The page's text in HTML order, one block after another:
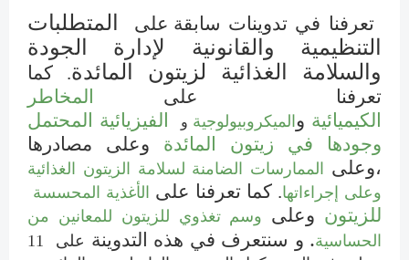
تعرفنا في تدوينات سابقة على
المتطلبات
التنظيمية والقانونية لإدارة الجودة
والسلامة الغذائية لزيتون المائدة. كما
تعرفنا على
المخاطر
الكيميائية والميكروبيولوجية و
الفيزيائية المحتمل
وجودها في زيتون المائدة وعلى مصادرها
،وعلى الممارسات الضامنة لسلامة الزيتون الغذائية
وعلى إجراءاتها. كما تعرفنا على الأغذية المحسسة
للزيتون وعلى وسم تغذوي للزيتون للمعانين من
الحساسية. و سنتعرف في هذه التدوينة على
11